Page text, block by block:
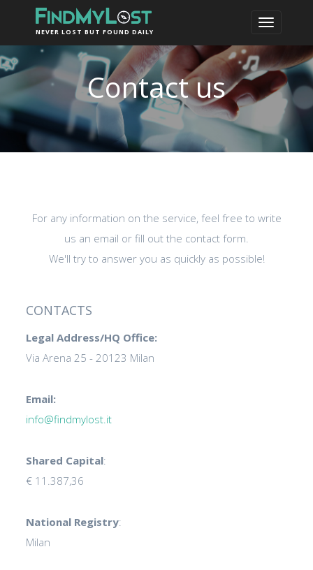
NEVER LOST BUT FOUND DAILY
Contact us
For any information on the service, feel free to write
us an email or fill out the contact form.
We'll try to answer you as quickly as possible!
CONTACTS
Legal Address/HQ Office:
Via Arena 25 - 20123 Milan
Email:
info@findmylost.it
Shared Capital:
€ 11.387,36
National Registry:
Milan